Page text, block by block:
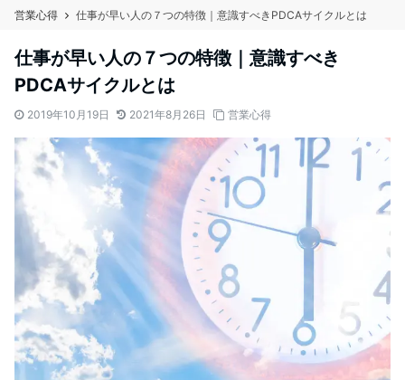
営業心得 仕事が早い人の７つの特徴｜意識すべきPDCAサイクルとは
仕事が早い人の７つの特徴｜意識すべき
PDCAサイクルとは
2019年10月19日 2021年8月26日 営業心得